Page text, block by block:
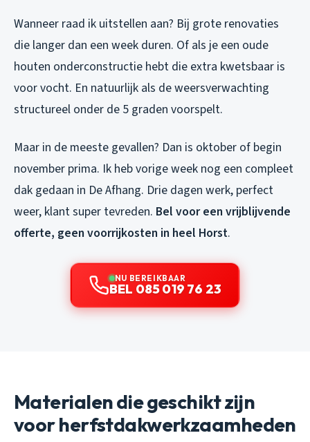
Wanneer raad ik uitstellen aan? Bij grote renovaties
die langer dan een week duren. Of als je een oude
houten onderconstructie hebt die extra kwetsbaar is
voor vocht. En natuurlijk als de weersverwachting
structureel onder de 5 graden voorspelt.
Maar in de meeste gevallen? Dan is oktober of begin
november prima. Ik heb vorige week nog een compleet
dak gedaan in De Afhang. Drie dagen werk, perfect
weer, klant super tevreden. Bel voor een vrijblijvende
offerte, geen voorrijkosten in heel Horst.
NU BEREIKBAAR
BEL 085 019 76 23
Materialen die geschikt zijn
voor herfstdakwerkzaamheden